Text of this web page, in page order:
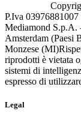
P.Iva
Mediamond S.p.A.
Amsterdam (Paesi
Monzese (MI)
riprodotti è vietata
sistemi di
espresso di
Legal